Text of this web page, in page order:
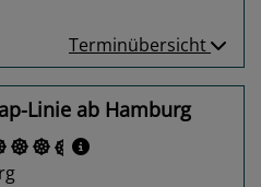
Terminübersicht
Linie ab Hamburg